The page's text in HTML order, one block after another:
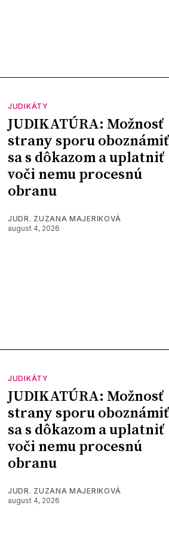
JUDIKÁTY
JUDIKATÚRA: Možnosť
strany sporu oboznámiť
sa s dôkazom a uplatniť
voči nemu procesnú
obranu
JUDR. ZUZANA MAJERIKOVÁ
august 4, 2026
JUDIKÁTY
JUDIKATÚRA: Možnosť
strany sporu oboznámiť
sa s dôkazom a uplatniť
voči nemu procesnú
obranu
JUDR. ZUZANA MAJERIKOVÁ
august 4, 2026